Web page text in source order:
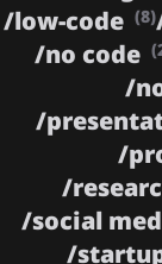
low-code (8)
/
no code
/
/
/
/
/
social
/